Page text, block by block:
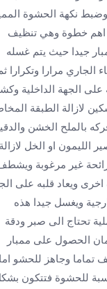
نكهة الحشوة
اهم خطوة وهي تنظيف
جيدا حيث يتم غسله
الجاري مرارا وتكرارا
على الجهة الداخلية
لازالة الطبقة
بالملح الخشن
الليمون او الخل لازالة
غير مرغوبة
ويعاد قلبه على
ويغسل جيدا هذه
تحتاج الى صبر ودقة
الحصول على ممبار
تماما وجاهز للحشو اما
للحشوة فتتكون